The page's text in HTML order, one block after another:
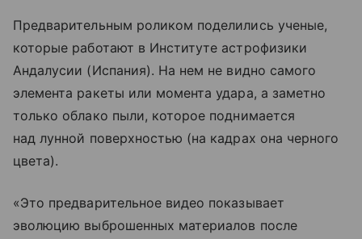
Предварительным роликом поделились ученые,
которые работают в Институте астрофизики
Андалусии (Испания). На нем не видно самого
элемента ракеты или момента удара, а заметно
только облако пыли, которое поднимается
над лунной поверхностью (на кадрах она черного
цвета).
«Это предварительное видео показывает
эволюцию выброшенных материалов после